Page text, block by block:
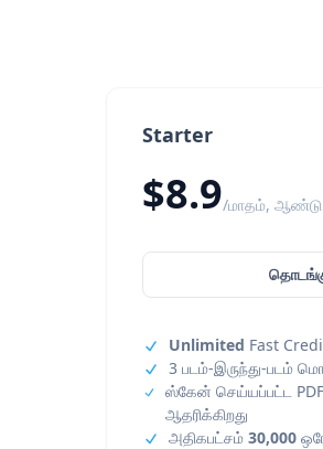
Starter
$8.9/மாதம்,
Unlimited Fast
3 படம்-இருந்து-படம்
ஸ்கேன் செய்யப்பட்ட
ஆதரிக்கிறது
அதிகபட்சம் 30,000